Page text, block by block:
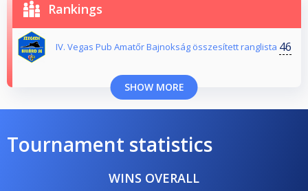
Rankings
IV. Vegas Pub Amatőr Bajnokság összesített ranglista 46
SHOW MORE
Tournament statistics
WINS OVERALL